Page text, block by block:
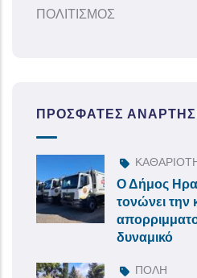
ΠΟΛΙΤΙΣΜΟΣ
ΠΡΌΣΦΑΤΕΣ
Ο Δήμος
τονώνει την
δυναμικό
ΠΟΛΗ